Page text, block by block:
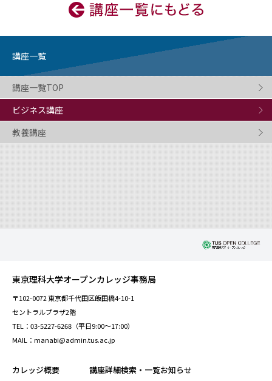
講座一覧
講座一覧TOP
ビジネス講座
教養講座
東京理科大学オープンカレッジ事務局
〒102-0072 東京都千代田区飯田橋4-10-1
セントラルプラザ2階
TEL：03-5227-6268（平日9:00～17:00）
MAIL：manabi@admin.tus.ac.jp
カレッジ概要 講座詳細検索・一覧お知らせ